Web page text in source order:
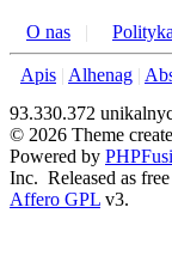
O nas |
Apis | Alhenag |
93.330.372
© 2026 Theme
Powered by
Inc. Released as
Affero GPL v3.